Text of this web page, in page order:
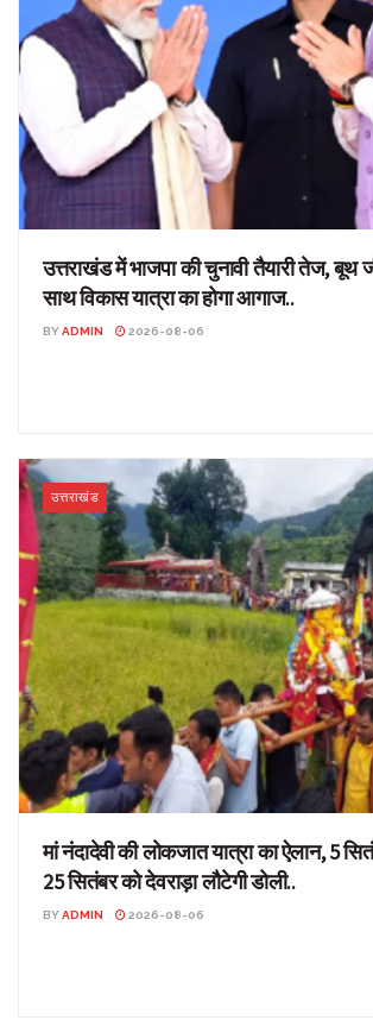
उत्तराखंड में भाजपा की चुनावी तैयारी तेज, बूथ
साथ विकास यात्रा का होगा आगाज..
BYADMIN 2026-08-06
उत्तराखंड
मां नंदादेवी की लोकजात यात्रा का ऐलान, 5
25 सितंबर को देवराड़ा लौटेगी डोली..
BYADMIN 2026-08-06